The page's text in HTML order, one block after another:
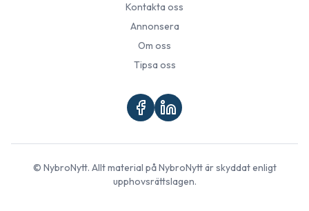
Kontakta oss
Annonsera
Om oss
Tipsa oss
© NybroNytt. Allt material påNybroNyttär skyddat enligt
upphovsrättslagen.